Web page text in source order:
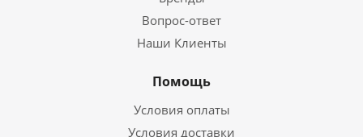
Вопрос-ответ
Наши Клиенты
Помощь
Условия оплаты
Условия доставки